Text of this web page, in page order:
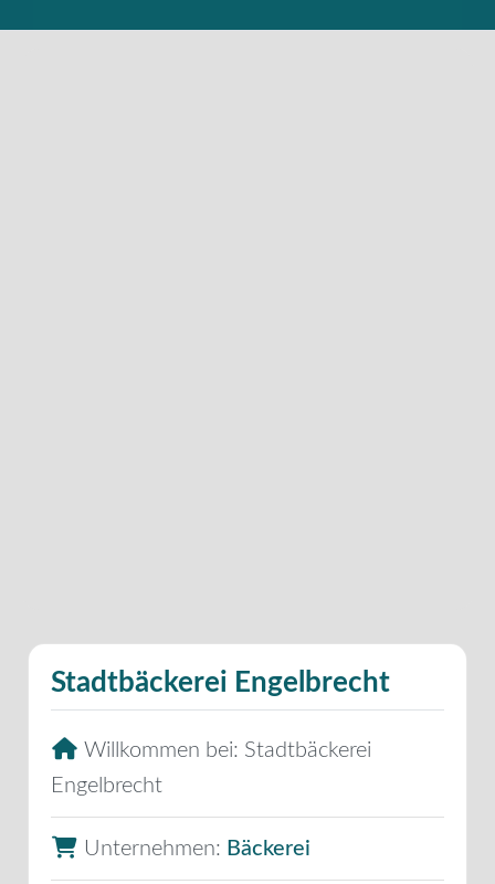
Stadtbäckerei Engelbrecht
Willkommen bei: Stadtbäckerei
Engelbrecht
Unternehmen: Bäckerei